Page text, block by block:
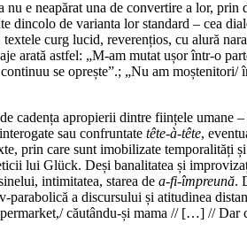
e neapărat una de convertire a lor,
de varianta lor standard – cea
curg lucid, reverențios, cu alură
arată astfel: „M-am mutat ușor într-o
se oprește”.; „Nu am moștenitori/
cadența apropierii dintre ființele umane –
sau confruntate tête-à-tête,
prin care sunt imobilizate temporalități
lui Glück. Deși banalitatea și
intimitatea, starea de a-fi-împreună.
a discursului și atitudinea
căutându-și mama // […] // Dar